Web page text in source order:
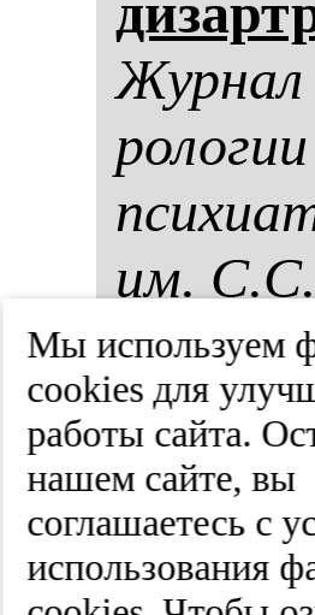
им. С.С.
ки.
Мы используем
cооkies для
работы сайта.
нашем сайте, вы
соглашаетесь с
использования